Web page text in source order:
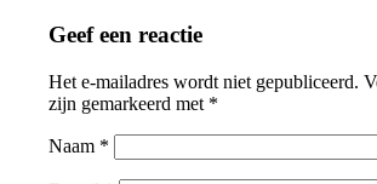
Geef een reactie
Het e-mailadres wordt niet gepubliceerd.
zijn gemarkeerd met *
Naam *